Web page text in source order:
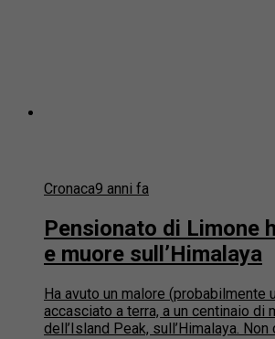
Cronaca9 anni fa
Pensionato di Limone
e muore sull’Himalaya
Ha avuto un malore (probabilmente
accasciato a terra, a un centinaio di
dell’Island Peak, sull’Himalaya. Non